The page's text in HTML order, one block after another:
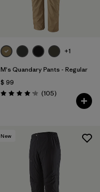
+1
M's Quandary Pants - Regular
$ 99
Valoración: 4.2 / 5
(105Comentarios
)
New